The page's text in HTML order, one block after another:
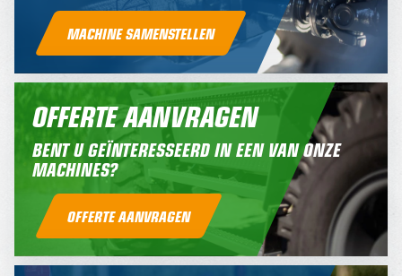
MACHINE SAMENSTELLEN
OFFERTE AANVRAGEN
BENT U GEÏNTERESSEERD IN EEN VAN ONZE
MACHINES?
OFFERTE AANVRAGEN